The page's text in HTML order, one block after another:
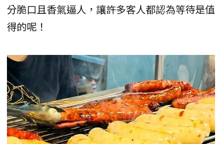
分脆口且香氣逼人，讓許多客人都認為等待是值
得的呢！